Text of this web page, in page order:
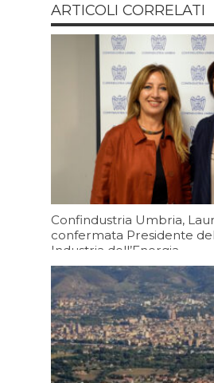
ARTICOLI CORRELATI
Confindustria Umbria,
confermata Presidente
Industria dell’Energia
Oggi 13:10